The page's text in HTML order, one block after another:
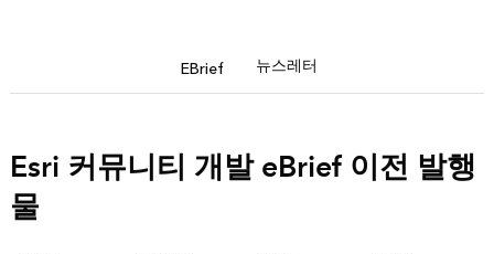
EBrief 뉴스레터
Esri 커뮤니티 개발 eBrief 이전 발행
물